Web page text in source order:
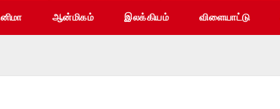
ஆன்மிகம் இலக்கியம் விளையாட்டு